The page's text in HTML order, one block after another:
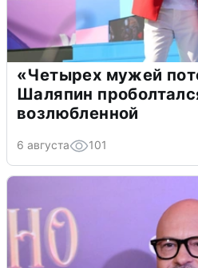
«Четырех мужей
Шаляпин
возлюбленной
6 августа 101